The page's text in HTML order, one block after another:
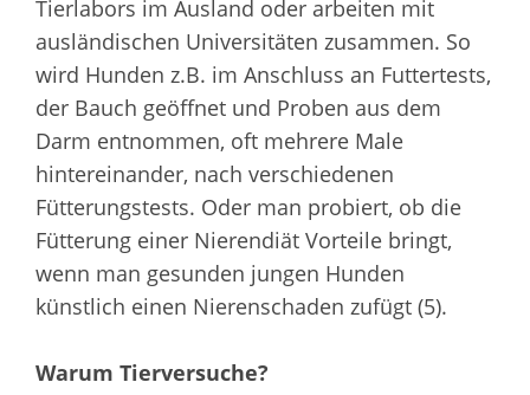
Tierlabors im Ausland oder arbeiten mit
ausländischen Universitäten zusammen. So
wird Hunden z.B. im Anschluss an Futtertests,
der Bauch geöffnet und Proben aus dem
Darm entnommen, oft mehrere Male
hintereinander, nach verschiedenen
Fütterungstests. Oder man probiert, ob die
Fütterung einer Nierendiät Vorteile bringt,
wenn man gesunden jungen Hunden
künstlich einen Nierenschaden zufügt (5).
Warum Tierversuche?